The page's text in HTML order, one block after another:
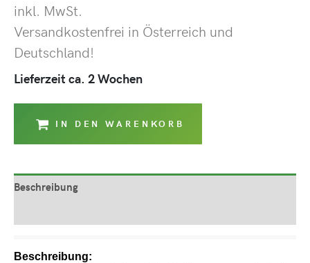
inkl. MwSt.
Versandkostenfrei in Österreich und
Deutschland!
Lieferzeit ca. 2 Wochen
IN DEN WARENKORB
Beschreibung
Beschreibung: